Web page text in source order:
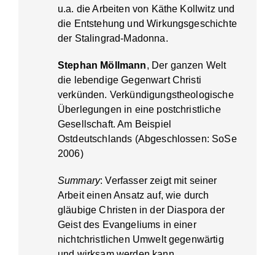
u.a. die Arbeiten von Käthe Kollwitz und
die Entstehung und Wirkungsgeschichte
der Stalingrad-Madonna.
Stephan Möllmann, Der ganzen Welt
die lebendige Gegenwart Christi
verkünden. Verkündigungstheologische
Überlegungen in eine postchristliche
Gesellschaft. Am Beispiel
Ostdeutschlands (Abgeschlossen: SoSe
2006)
Summary: Verfasser zeigt mit seiner
Arbeit einen Ansatz auf, wie durch
gläubige Christen in der Diaspora der
Geist des Evangeliums in einer
nichtchristlichen Umwelt gegenwärtig